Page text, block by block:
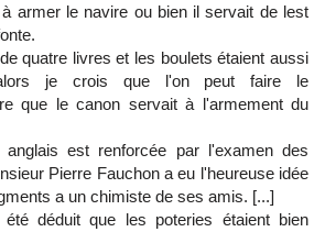
armer le navire ou bien il servait de lest
quatre livres et les boulets étaient aussi
je crois que l'on peut faire le
que le canon servait à l'armement du
est renforcée par l'examen des
Pierre Fauchon a eu l'heureuse idée
a un chimiste de ses amis. [...]
déduit que les poteries étaient bien